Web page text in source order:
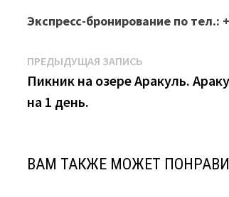
Экспресс-бронирование по тел.:
Навигация
по
записям
ПРЕДЫДУЩАЯ ЗАПИСЬ
запись:
Пикник на озере Аракуль.
на 1 день.
ВАМ ТАКЖЕ МОЖЕТ